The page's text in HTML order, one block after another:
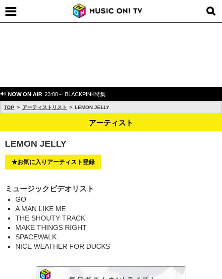
NOW ON AIR 23:00～ BLACKPINK特集
TOP アーティストリスト LEMON JELLY
アーティスト
LEMON JELLY
★お気に入りアーティスト登録
ミュージックビデオリスト
GO
A MAN LIKE ME
THE SHOUTY TRACK
MAKE THINGS RIGHT
SPACEWALK
NICE WEATHER FOR DUCKS